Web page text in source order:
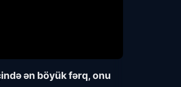
ən böyük fərq, onu